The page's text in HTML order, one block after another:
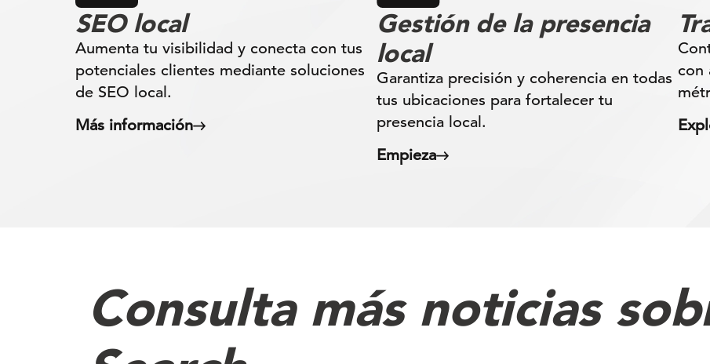
SEO local
Aumenta tu visibilidad y conecta con tus
potenciales clientes mediante soluciones
de SEO local.
Más información
Gestión de la presencia
local
Garantiza precisión y coherencia en todas
tus ubicaciones para fortalecer tu
presencia local.
Empieza
con
Consulta más noticias